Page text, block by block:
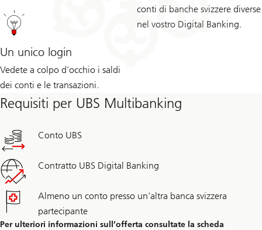
conti di banche svizzere diverse
nel vostro Digital Banking.
Un unico login
Vedete a colpo d’occhio i saldi
dei conti e le transazioni.
Requisiti per UBS Multibanking
Conto UBS
Contratto UBS Digital Banking
Almeno un conto presso un’altra banca svizzera
partecipante
Per ulteriori informazioni sull’offerta consultate la scheda